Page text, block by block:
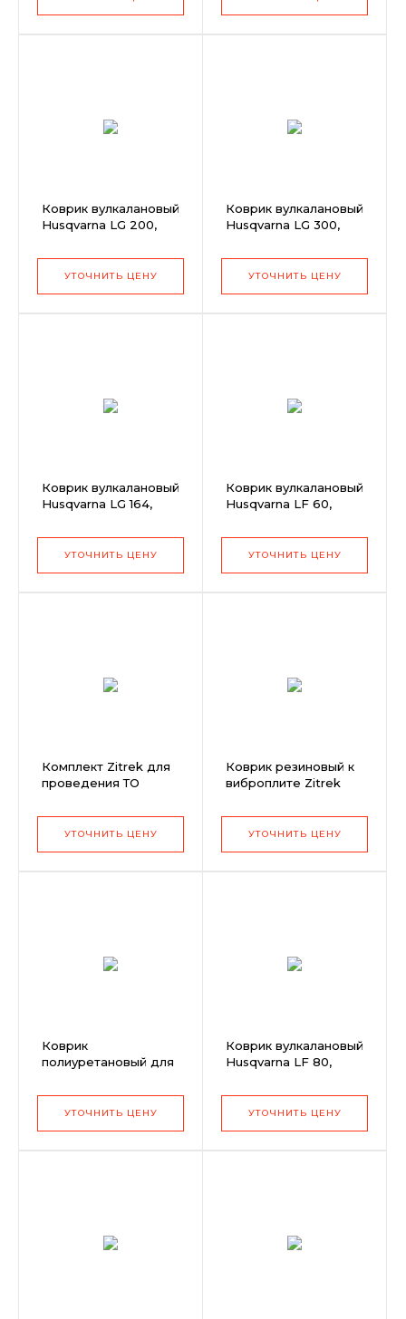
Коврик вулкалановый
Husqvarna LG 200,
УТОЧНИТЬ ЦЕНУ
Коврик вулкалановый
Husqvarna LG 300,
УТОЧНИТЬ ЦЕНУ
Коврик вулкалановый
Husqvarna LG 164,
УТОЧНИТЬ ЦЕНУ
Коврик вулкалановый
Husqvarna LF 60,
УТОЧНИТЬ ЦЕНУ
Комплект Zitrek для
проведения ТО
Honda GX 160/200
УТОЧНИТЬ ЦЕНУ
Коврик резиновый к
виброплите Zitrek
УТОЧНИТЬ ЦЕНУ
Коврик
полиуретановый для
CO 80FH
УТОЧНИТЬ ЦЕНУ
Коврик вулкалановый
Husqvarna LF 80,
УТОЧНИТЬ ЦЕНУ